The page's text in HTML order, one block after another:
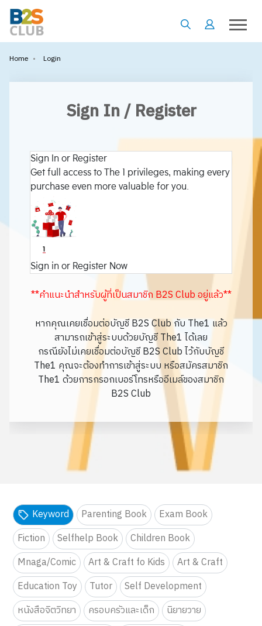
Home • Login
Sign In / Register
Sign In or Register
Get full access to The 1 privileges, making every
purchase even more valuable for you.
Sign in or Register Now
**คำแนะนำสำหรับผู้ที่เป็นสมาชิก B2S Club อยู่แล้ว**
หากคุณเคยเชื่อมต่อบัญชี B2S Club กับ The1 แล้ว
สามารถเข้าสู่ระบบด้วยบัญชี The1 ได้เลย
กรณียังไม่เคยเชื่อมต่อบัญชี B2S Club ไว้กับบัญชี
The1 คุณจะต้องทำการเข้าสู่ระบบ หรือสมัครสมาชิก
The1 ด้วยการกรอกเบอร์โทรหรืออีเมล์ของสมาชิก
B2S Club
Keyword Parenting Book
Exam Book
Fiction
Selfhelp Book
Children Book
Mnaga/Comic
Art & Craft fo Kids
Art & Craft
Education Toy
Tutor
Self Development
หนังสือจิตวิทยา
ครอบครัวและเด็ก
นิยายวาย